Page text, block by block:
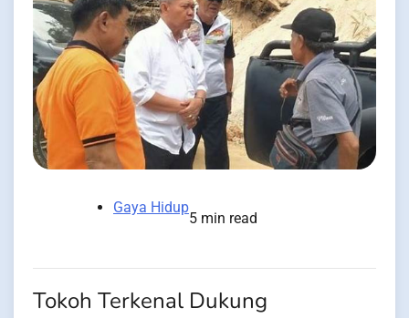
Gaya Hidup
5 min read
Tokoh Terkenal Dukung